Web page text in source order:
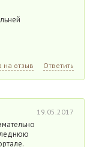
на отзыв Ответить
19.05.2017